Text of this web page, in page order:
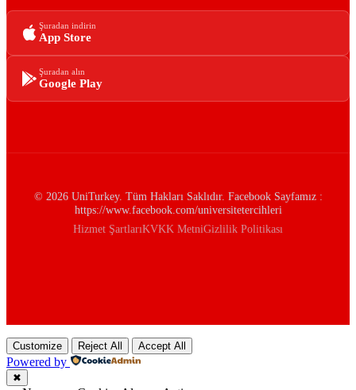
Şuradan indirin
App Store
Şuradan alın
Google Play
© 2026 UniTurkey. Tüm Hakları Saklıdır. Facebook Sayfamız :
https://www.facebook.com/universitetercihleri
Hizmet ŞartlarıKVKK MetniGizlilik Politikası
Customize Reject All Accept All
Powered by
✖